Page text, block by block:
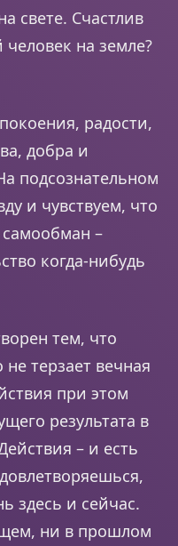
свете. Счастлив
на земле?
радости,
добра и
подсознательном
и чувствуем, что
самообман –
когда-нибудь
тем, что
терзает вечная
при этом
результата в
– и есть
здесь и сейчас.
ни в прошлом